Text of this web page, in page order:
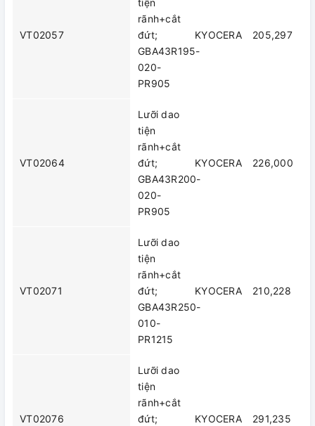
VT02057
tiện
rãnh+cắt
đứt;
GBA43R195-
020-
PR905
KYOCERA 205,297
VT02064
Lưỡi dao
tiện
rãnh+cắt
đứt;
GBA43R200-
020-
PR905
KYOCERA 226,000
VT02071
Lưỡi dao
tiện
rãnh+cắt
đứt;
GBA43R250-
010-
PR1215
KYOCERA 210,228
VT02076
Lưỡi dao
tiện
rãnh+cắt
đứt;
KYOCERA 291,235